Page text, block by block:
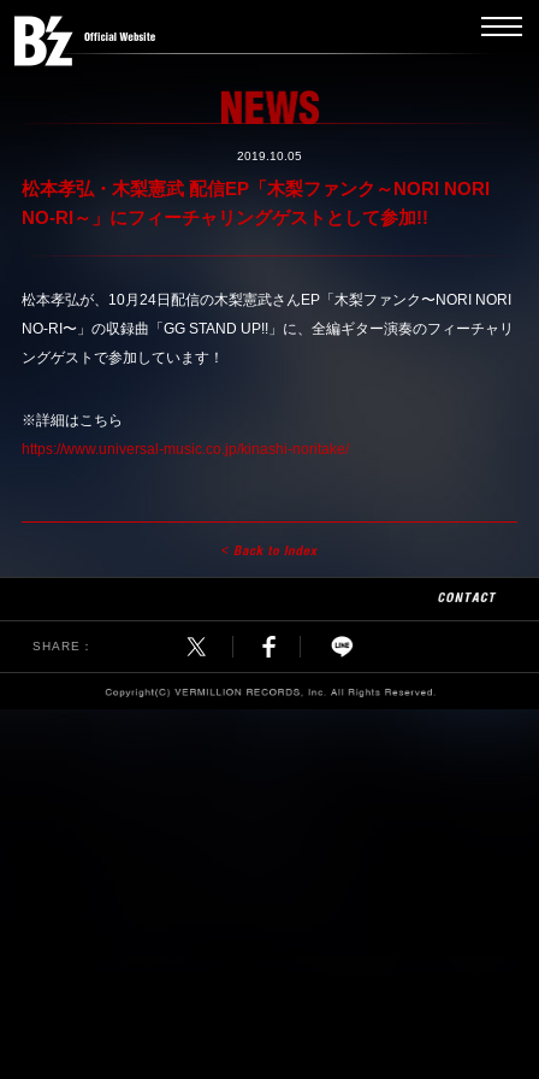
2019.10.05
松本孝弘・木梨憲武 配信EP「木梨ファンク～NORI NORI
NO-RI～」にフィーチャリングゲストとして参加!!
松本孝弘が、10月24日配信の木梨憲武さんEP「木梨ファンク〜NORI NORI
NO-RI〜」の収録曲「GG STAND UP!!」に、全編ギター演奏のフィーチャリ
ングゲストで参加しています！
※詳細はこちら
https://www.universal-music.co.jp/kinashi-noritake/
SHARE：